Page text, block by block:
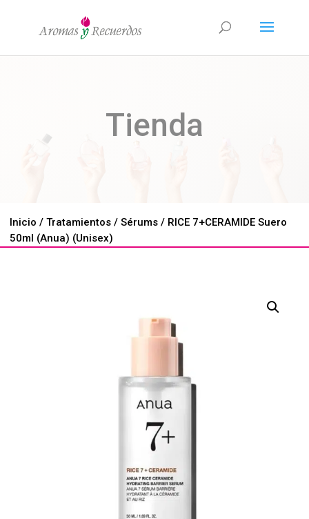
Tienda
Inicio / Tratamientos / Sérums / RICE 7+CERAMIDE Suero
50ml (Anua) (Unisex)